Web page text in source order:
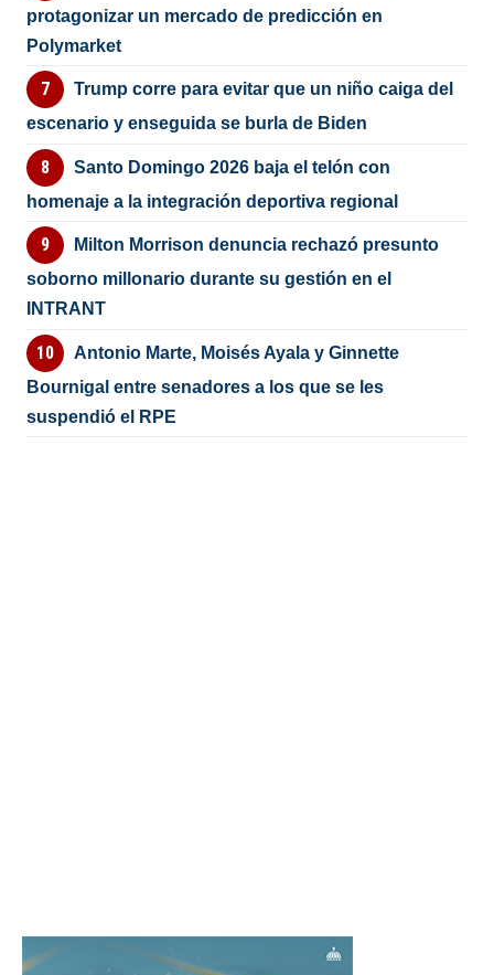
protagonizar un mercado de predicción en
Polymarket
Trump corre para evitar que un niño caiga del
escenario y enseguida se burla de Biden
Santo Domingo 2026 baja el telón con
homenaje a la integración deportiva regional
Milton Morrison denuncia rechazó presunto
soborno millonario durante su gestión en el
INTRANT
Antonio Marte, Moisés Ayala y Ginnette
Bournigal entre senadores a los que se les
suspendió el RPE